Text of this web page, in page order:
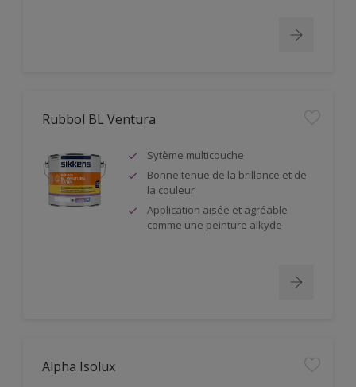
Rubbol BL Ventura
Sytème multicouche
Bonne tenue de la brillance et de
la couleur
Application aisée et agréable
comme une peinture alkyde
Alpha Isolux